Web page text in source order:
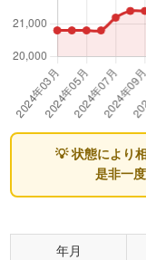
💡 状態により
是非一
年月